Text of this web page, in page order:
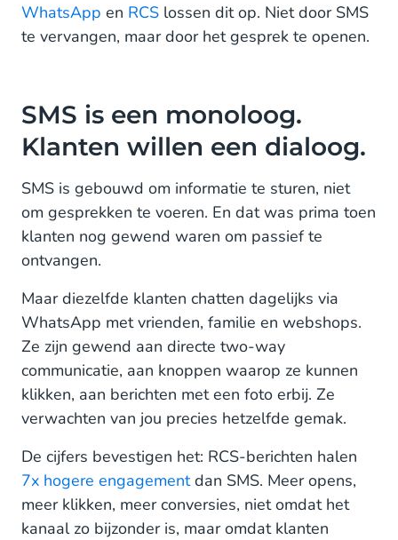
WhatsApp en RCS lossen dit op. Niet door SMS
te vervangen, maar door het gesprek te openen.
SMS is een monoloog.
Klanten willen een dialoog.
SMS is gebouwd om informatie te sturen, niet
om gesprekken te voeren. En dat was prima toen
klanten nog gewend waren om passief te
ontvangen.
Maar diezelfde klanten chatten dagelijks via
WhatsApp met vrienden, familie en webshops.
Ze zijn gewend aan directe two-way
communicatie, aan knoppen waarop ze kunnen
klikken, aan berichten met een foto erbij. Ze
verwachten van jou precies hetzelfde gemak.
De cijfers bevestigen het: RCS-berichten halen
7x hogere engagementdan SMS. Meer opens,
meer klikken, meer conversies, niet omdat het
kanaal zo bijzonder is, maar omdat klanten